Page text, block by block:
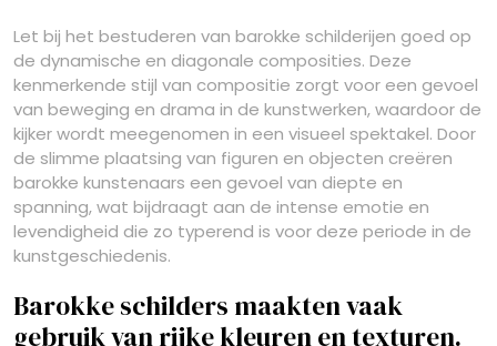
Let bij het bestuderen van barokke schilderijen goed op
de dynamische en diagonale composities. Deze
kenmerkende stijl van compositie zorgt voor een gevoel
van beweging en drama in de kunstwerken, waardoor de
kijker wordt meegenomen in een visueel spektakel. Door
de slimme plaatsing van figuren en objecten creëren
barokke kunstenaars een gevoel van diepte en
spanning, wat bijdraagt aan de intense emotie en
levendigheid die zo typerend is voor deze periode in de
kunstgeschiedenis.
Barokke schilders maakten vaak
gebruik van rijke kleuren en texturen.